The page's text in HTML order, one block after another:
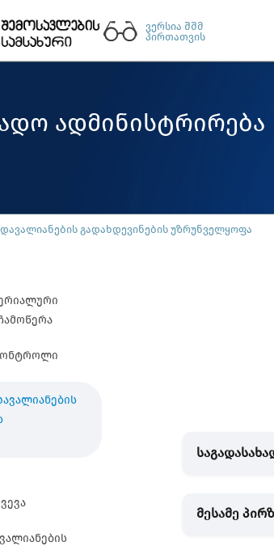
ვერსია შშმ
პირთათვის
ადმინისტრირება
გადახდევინების უზრუნველყოფა
მესამე